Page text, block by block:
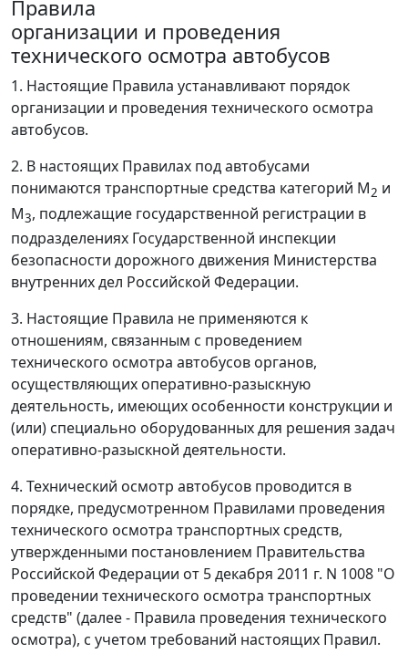
Правила
организации и проведения
технического осмотра автобусов
1. Настоящие Правила устанавливают порядок
организации и проведения технического осмотра
автобусов.
2. В настоящих Правилах под автобусами
понимаются транспортные средства категорий М2 и
М3, подлежащие государственной регистрации в
подразделениях Государственной инспекции
безопасности дорожного движения Министерства
внутренних дел Российской Федерации.
3. Настоящие Правила не применяются к
отношениям, связанным с проведением
технического осмотра автобусов органов,
осуществляющих оперативно-разыскную
деятельность, имеющих особенности конструкции и
(или) специально оборудованных для решения задач
оперативно-разыскной деятельности.
4. Технический осмотр автобусов проводится в
порядке, предусмотренном Правилами проведения
технического осмотра транспортных средств,
утвержденными постановлением Правительства
Российской Федерации от 5 декабря 2011 г. N 1008 "О
проведении технического осмотра транспортных
средств" (далее - Правила проведения технического
осмотра), с учетом требований настоящих Правил.